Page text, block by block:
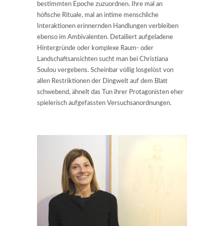
bestimmten Epoche zuzuordnen. Ihre mal an
höfische Rituale, mal an intime menschliche
Interaktionen erinnernden Handlungen verbleiben
ebenso im Ambivalenten. Detailiert aufgeladene
Hintergründe oder komplexe Raum- oder
Landschaftsansichten sucht man bei Christiana
Soulou vergebens. Scheinbar völlig losgelöst von
allen Restriktionen der Dingwelt auf dem Blatt
schwebend, ähnelt das Tun ihrer Protagonisten eher
spielerisch aufgefassten Versuchsanordnungen.